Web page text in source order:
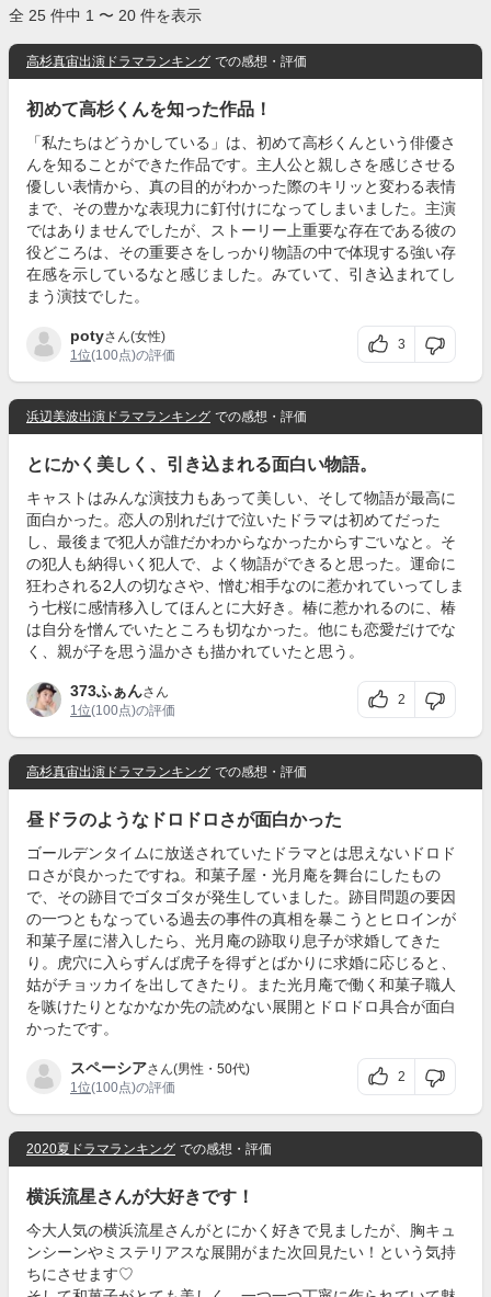
全 25 件中 1 〜 20 件を表示
高杉真宙出演ドラマランキング での感想・評価
初めて高杉くんを知った作品！
「私たちはどうかしている」は、初めて高杉くんという俳優さ
んを知ることができた作品です。主人公と親しさを感じさせる
優しい表情から、真の目的がわかった際のキリッと変わる表情
まで、その豊かな表現力に釘付けになってしまいました。主演
ではありませんでしたが、ストーリー上重要な存在である彼の
役どころは、その重要さをしっかり物語の中で体現する強い存
在感を示しているなと感じました。みていて、引き込まれてし
まう演技でした。
potyさん(女性)
1位(100点)の評価
3
浜辺美波出演ドラマランキング での感想・評価
とにかく美しく、引き込まれる面白い物語。
キャストはみんな演技力もあって美しい、そして物語が最高に
面白かった。恋人の別れだけで泣いたドラマは初めてだった
し、最後まで犯人が誰だかわからなかったからすごいなと。そ
の犯人も納得いく犯人で、よく物語ができると思った。運命に
狂わされる2人の切なさや、憎む相手なのに惹かれていってしま
う七桜に感情移入してほんとに大好き。椿に惹かれるのに、椿
は自分を憎んでいたところも切なかった。他にも恋愛だけでな
く、親が子を思う温かさも描かれていたと思う。
373ふぁんさん
1位(100点)の評価
2
高杉真宙出演ドラマランキング での感想・評価
昼ドラのようなドロドロさが面白かった
ゴールデンタイムに放送されていたドラマとは思えないドロド
ロさが良かったですね。和菓子屋・光月庵を舞台にしたもの
で、その跡目でゴタゴタが発生していました。跡目問題の要因
の一つともなっている過去の事件の真相を暴こうとヒロインが
和菓子屋に潜入したら、光月庵の跡取り息子が求婚してきた
り。虎穴に入らずんば虎子を得ずとばかりに求婚に応じると、
姑がチョッカイを出してきたり。また光月庵で働く和菓子職人
を嗾けたりとなかなか先の読めない展開とドロドロ具合が面白
かったです。
スペーシアさん(男性・50代)
1位(100点)の評価
2
2020夏ドラマランキング での感想・評価
横浜流星さんが大好きです！
今大人気の横浜流星さんがとにかく好きで見ましたが、胸キュ
ンシーンやミステリアスな展開がまた次回見たい！という気持
ちにさせます♡